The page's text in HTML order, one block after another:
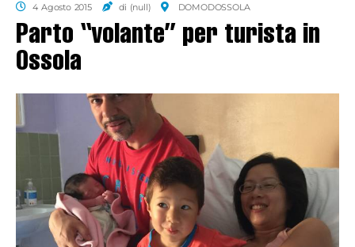
4 Agosto 2015 di (null) DOMODOSSOLA
Parto “volante” per turista in
Ossola